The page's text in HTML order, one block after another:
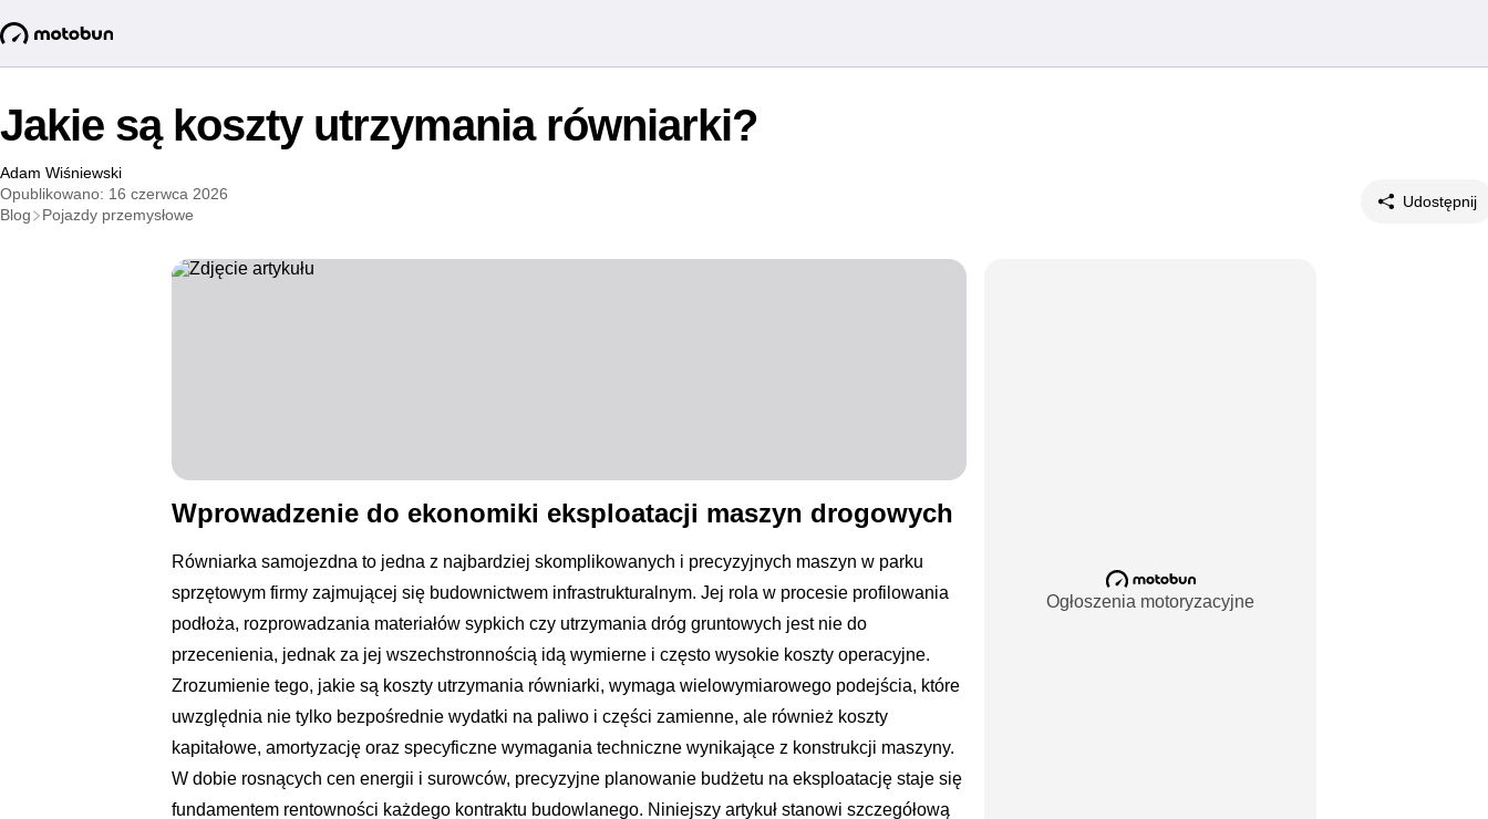
Jakie są koszty utrzymania równiarki?
Adam Wiśniewski
Opublikowano: 16 czerwca 2026
Blog
Pojazdy przemysłowe
Udostępnij
Wprowadzenie do ekonomiki eksploatacji maszyn drogowych
Równiarka samojezdna to jedna z najbardziej skomplikowanych i precyzyjnych maszyn w parku
sprzętowym firmy zajmującej się budownictwem infrastrukturalnym. Jej rola w procesie profilowania
podłoża, rozprowadzania materiałów sypkich czy utrzymania dróg gruntowych jest nie do
przecenienia, jednak za jej wszechstronnością idą wymierne i często wysokie koszty operacyjne.
Zrozumienie tego, jakie są koszty utrzymania równiarki, wymaga wielowymiarowego podejścia, które
uwzględnia nie tylko bezpośrednie wydatki na paliwo i części zamienne, ale również koszty
kapitałowe, amortyzację oraz specyficzne wymagania techniczne wynikające z konstrukcji maszyny.
W dobie rosnących cen energii i surowców, precyzyjne planowanie budżetu na eksploatację staje się
fundamentem rentowności każdego kontraktu budowlanego. Niniejszy artykuł stanowi szczegółową
Ogłoszenia motoryzacyjne